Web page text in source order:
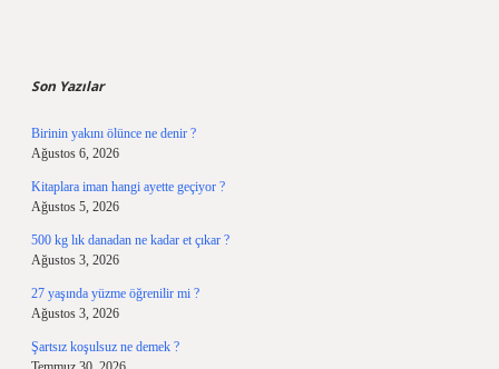
Son Yazılar
Birinin yakını ölünce ne denir ?
Ağustos 6, 2026
Kitaplara iman hangi ayette geçiyor ?
Ağustos 5, 2026
500 kg lık danadan ne kadar et çıkar ?
Ağustos 3, 2026
27 yaşında yüzme öğrenilir mi ?
Ağustos 3, 2026
Şartsız koşulsuz ne demek ?